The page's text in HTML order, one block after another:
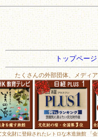
トップペー
たくさんの外部団体、メディ
文化財に登録されたレトロな木造旅館